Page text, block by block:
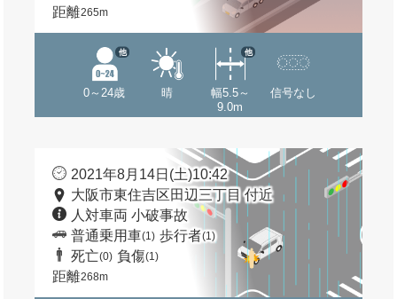
距離265m
0～24歳
他
晴
幅5.5～
9.0m
他
信号なし
2021年8月14日(土)10:42
大阪市東住吉区田辺三丁目 付近
人対車両 小破事故
普通乗用車(1) 歩行者(1)
死亡(0) 負傷(1)
距離268m